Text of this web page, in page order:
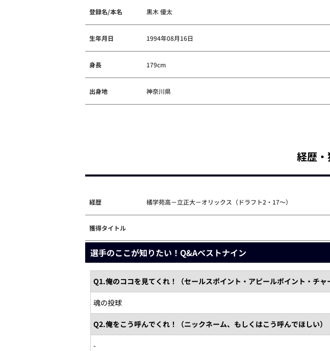
登録名/本名 黒木 優太
生年月日 1994年08月16日
身長 179cm
出身地 神奈川県
経歴
経歴 橘学苑高－立正大－オリックス（ドラフト2・17～）
獲得タイトル
選手のここが知りたい！Q&Aベストナイン
Q1.俺のココを見てくれ！（セールスポイント・アピールポイント・チャ
魂の投球
Q2.俺をこう呼んでくれ！（ニックネーム、もしくはこう呼んでほしい）
-